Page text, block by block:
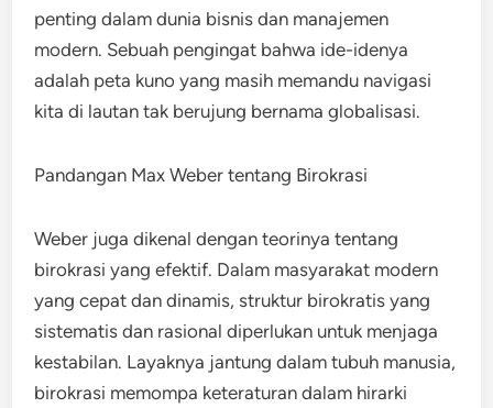
penting dalam dunia bisnis dan manajemen
modern. Sebuah pengingat bahwa ide-idenya
adalah peta kuno yang masih memandu navigasi
kita di lautan tak berujung bernama globalisasi.
Pandangan Max Weber tentang Birokrasi
Weber juga dikenal dengan teorinya tentang
birokrasi yang efektif. Dalam masyarakat modern
yang cepat dan dinamis, struktur birokratis yang
sistematis dan rasional diperlukan untuk menjaga
kestabilan. Layaknya jantung dalam tubuh manusia,
birokrasi memompa keteraturan dalam hirarki